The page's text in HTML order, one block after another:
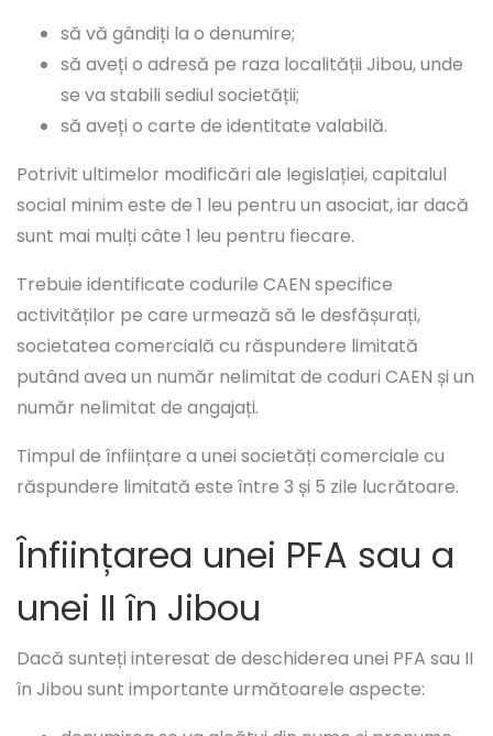
să vă gândiți la o denumire;
să aveți o adresă pe raza localității Jibou, unde
se va stabili sediul societății;
să aveți o carte de identitate valabilă.
Potrivit ultimelor modificări ale legislației, capitalul
social minim este de 1 leu pentru un asociat, iar dacă
sunt mai mulți câte 1 leu pentru fiecare.
Trebuie identificate codurile CAEN specifice
activităților pe care urmează să le desfășurați,
societatea comercială cu răspundere limitată
putând avea un număr nelimitat de coduri CAEN și un
număr nelimitat de angajați.
Timpul de înființare a unei societăți comerciale cu
răspundere limitată este între 3 și 5 zile lucrătoare.
Înființarea unei PFA sau a
unei II în Jibou
Dacă sunteți interesat de deschiderea unei PFA sau II
în Jibou sunt importante următoarele aspecte: